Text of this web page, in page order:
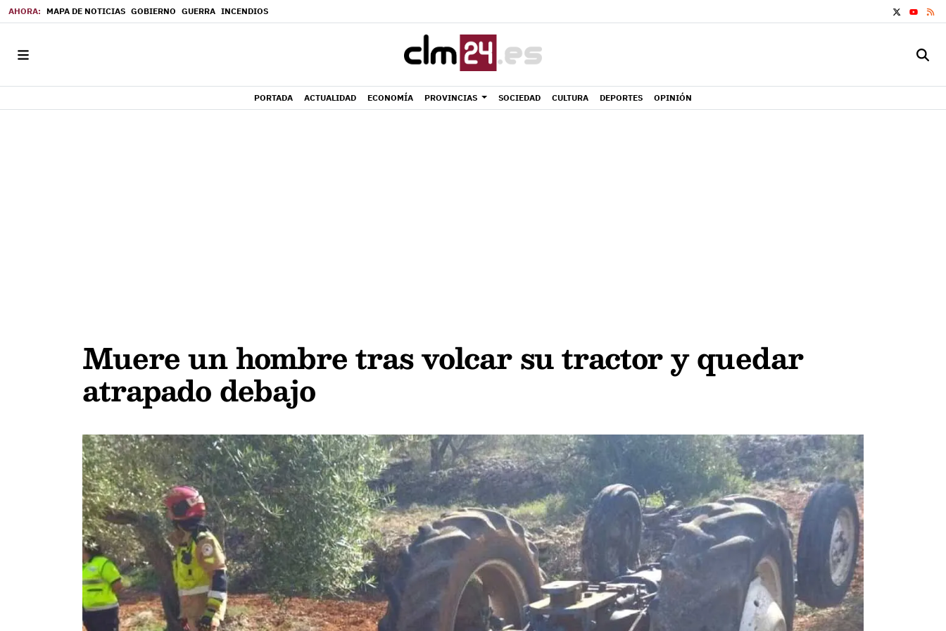
MAPA DE NOTICIAS GOBIERNO GUERRA INCENDIOS
YOUTUBE
PORTADA ACTUALIDAD ECONOMÍA PROVINCIAS SOCIEDAD CULTURA DEPORTES OPINIÓN
Muere un hombre tras volcar su tractor y quedar
atrapado debajo